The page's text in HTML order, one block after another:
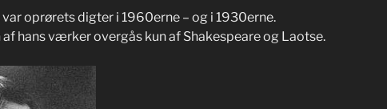
var oprørets digter i 1960erne – og i 1930erne.
af hans værker overgås kun af Shakespeare og Laotse.